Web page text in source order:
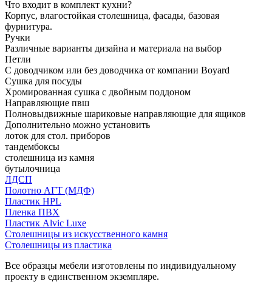
Что входит в комплект кухни?
Корпус, влагостойкая столешница, фасады, базовая
фурнитура.
Ручки
Различные варианты дизайна и материала на выбор
Петли
С доводчиком или без доводчика от компании Boyard
Сушка для посуды
Хромированная сушка с двойным поддоном
Направляющие пвш
Полновыдвижные шариковые направляющие для ящиков
Дополнительно можно установить
лоток для стол. приборов
тандембоксы
столешница из камня
бутылочница
ЛДСП
Полотно АГТ (МДФ)
Пластик HPL
Пленка ПВХ
Пластик Alvic Luxe
Столешницы из искусственного камня
Столешницы из пластика
Все образцы мебели изготовлены по индивидуальному
проекту в единственном экземпляре.